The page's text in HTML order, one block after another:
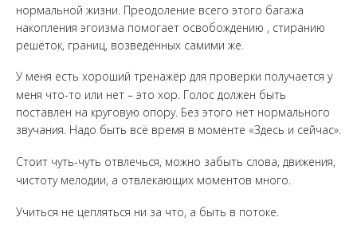
нормальной жизни. Преодоление всего этого багажа
накопления эгоизма помогает освобождению , стиранию
решёток, границ, возведённых самими же.
У меня есть хороший тренажёр для проверки получается у
меня что-то или нет – это хор. Голос должен быть
поставлен на круговую опору. Без этого нет нормального
звучания. Надо быть всё время в моменте «Здесь и сейчас».
Стоит чуть-чуть отвлечься, можно забыть слова, движения,
чистоту мелодии, а отвлекающих моментов много.
Учиться не цепляться ни за что, а быть в потоке.